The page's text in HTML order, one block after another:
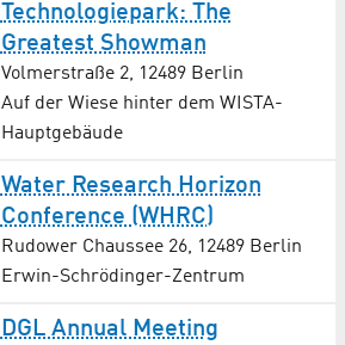
Technologiepark: The
Greatest Showman
Volmerstraße 2, 12489 Berlin
Auf der Wiese hinter dem WISTA-
Hauptgebäude
Water Research Horizon
Conference (WHRC)
Rudower Chaussee 26, 12489 Berlin
Erwin-Schrödinger-Zentrum
DGL Annual Meeting